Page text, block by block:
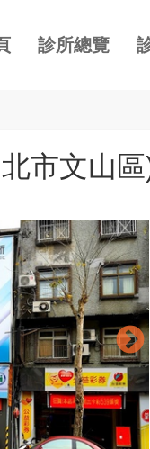
診所總覽
市文山區